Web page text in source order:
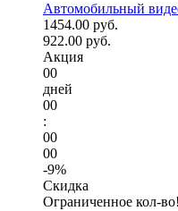
Автомобильный
1454.00 руб.
922.00 руб.
Акция
00
дней
00
:
00
00
-9%
Скидка
Ограниченное кол-во!